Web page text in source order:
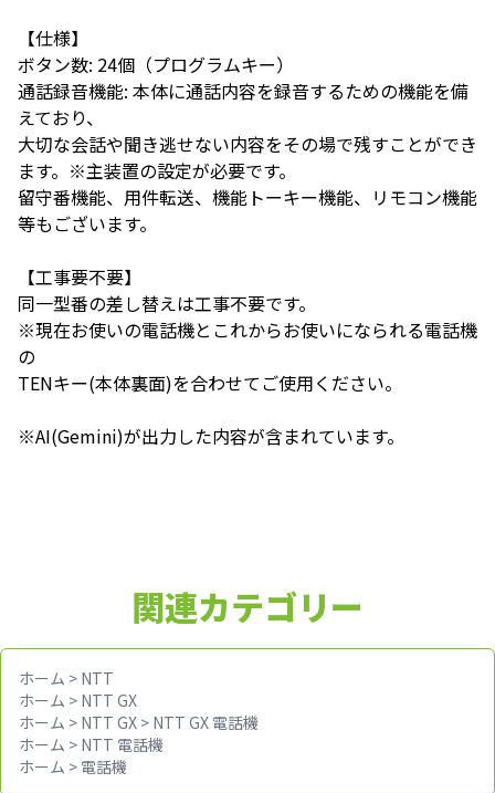
【仕様】
ボタン数: 24個（プログラムキー）
通話録音機能: 本体に通話内容を録音するための機能を備
えており、
大切な会話や聞き逃せない内容をその場で残すことができ
ます。※主装置の設定が必要です。
留守番機能、用件転送、機能トーキー機能、リモコン機能
等もございます。
【工事要不要】
同一型番の差し替えは工事不要です。
※現在お使いの電話機とこれからお使いになられる電話機
の
TENキー(本体裏面)を合わせてご使用ください。
※AI(Gemini)が出力した内容が含まれています。
関連カテゴリー
ホーム > NTT
ホーム > NTT GX
ホーム > NTT GX > NTT GX 電話機
ホーム > NTT 電話機
ホーム > 電話機